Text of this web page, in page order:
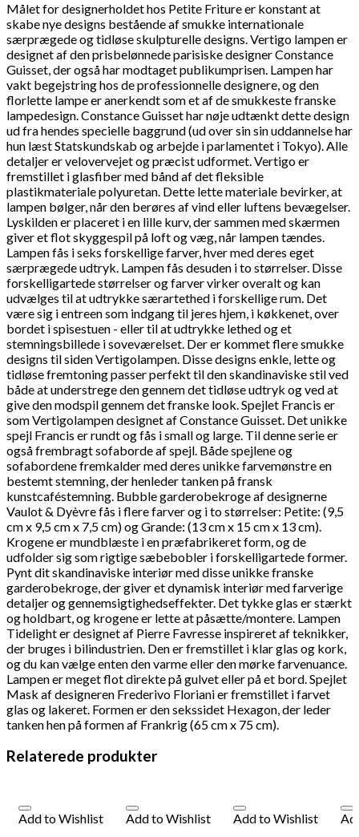
Målet for designerholdet hos Petite Friture er konstant at
skabe nye designs bestående af smukke internationale
særprægede og tidløse skulpturelle designs.Vertigo lampen er
designet af den prisbelønnede parisiske designer Constance
Guisset, der også har modtaget publikumprisen. Lampen har
vakt begejstring hos de professionnelle designere, og den
florlette lampe er anerkendt som et af de smukkeste franske
lampedesign.Constance Guisset har nøje udtænkt dette design
ud fra hendes specielle baggrund (ud over sin sin uddannelse har
hun læst Statskundskab og arbejde i parlamentet i Tokyo). Alle
detaljer er velovervejet og præcist udformet. Vertigo er
fremstillet i glasfiber med bånd af det fleksible
plastikmateriale polyuretan. Dette lette materiale bevirker, at
lampen bølger, når den berøres af vind eller luftens bevægelser.
Lyskilden er placeret i en lille kurv, der sammen med skærmen
giver et flot skyggespil på loft og væg, når lampen tændes.
Lampen fås i seks forskellige farver, hver med deres eget
særprægede udtryk. Lampen fås desuden i to størrelser. Disse
forskelligartede størrelser og farver virker overalt og kan
udvælges til at udtrykke særartethed i forskellige rum. Det
være sig i entreen som indgang til jeres hjem, i køkkenet, over
bordet i spisestuen - eller til at udtrykke lethed og et
stemningsbillede i soveværelset. Der er kommet flere smukke
designs til siden Vertigolampen. Disse designs enkle, lette og
tidløse fremtoning passer perfekt til den skandinaviske stil ved
både at understrege den gennem det tidløse udtryk og ved at
give den modspil gennem det franske look.Spejlet Francis er
som Vertigolampen designet af Constance Guisset. Det unikke
spejl Francis er rundt og fås i small og large. Til denne serie er
også frembragt sofaborde af spejl. Både spejlene og
sofabordene fremkalder med deres unikke farvemønstre en
bestemt stemning, der henleder tanken på fransk
kunstcaféstemning. Bubble garderobekroge af designerne
Vaulot & Dyèvre fås i flere farver og i to størrelser: Petite: (9,5
cm x 9,5 cm x 7,5 cm) og Grande: (13 cm x 15 cm x 13 cm).
Krogene er mundblæste i en præfabrikeret form, og de
udfolder sig som rigtige sæbebobler i forskelligartede former.
Pynt dit skandinaviske interiør med disse unikke franske
garderobekroge, der giver et dynamisk interiør med farverige
detaljer og gennemsigtighedseffekter. Det tykke glas er stærkt
og holdbart, og krogene er lette at påsætte/montere. Lampen
Tidelight er designet af Pierre Favresse inspireret af teknikker,
der bruges i bilindustrien. Den er fremstillet i klar glas og kork,
og du kan vælge enten den varme eller den mørke farvenuance.
Lampen er meget flot direkte på gulvet eller på et bord.Spejlet
Mask af designeren Frederivo Floriani er fremstillet i farvet
glas og lakeret. Formen er den sekssidet Hexagon, der leder
tanken hen på formen af Frankrig (65 cm x 75 cm).
Relaterede produkter
Add to Wishlist
Add to Wishlist
Add to Wishlist